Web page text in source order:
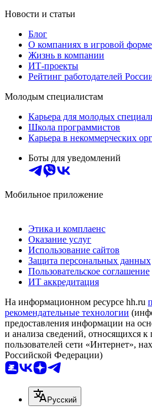
Новости и статьи
Блог
О компаниях в игровой форме
Жизнь в компании
ИТ-проекты
Рейтинг работодателей
Молодым специалистам
Карьера для молодых
Школа программистов
Карьера в некоммерческих
Боты для уведомлений
Мобильное приложение
Этика и комплаенс
Оказание услуг
Использование сайтов
Защита персональных данных
Пользовательское соглашение
ИТ аккредитация
На информационном ресурсе hh.ru
рекомендательные технологии
предоставления информации на
и анализа сведений, относящихся к
пользователей сети «Интернет»,
Российской Федерации)
Русский